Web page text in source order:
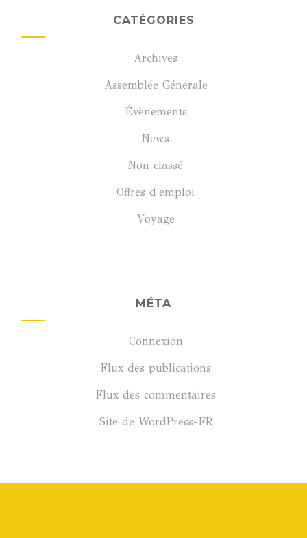
CATÉGORIES
Archives
Assemblée Générale
Évènements
News
Non classé
Offres d'emploi
Voyage
MÉTA
Connexion
Flux des publications
Flux des commentaires
Site de WordPress-FR